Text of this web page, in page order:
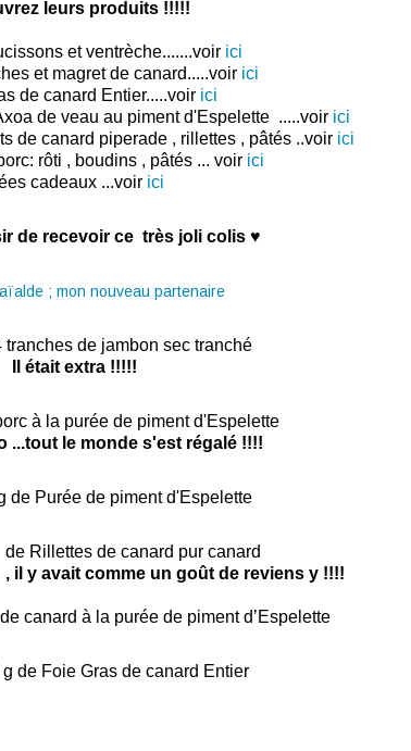
leurs produits !!!!!
et ventrèche.......voir ici
et magret de canard.....voir ici
de canard Entier.....voir ici
de veau au piment d'Espelette .....voir ici
de canard piperade , rillettes , pâtés ..voir ici
rôti , boudins , pâtés ... voir ici
cadeaux ...voir ici
de recevoir ce très joli colis ♥
tranches de jambon sec tranché
Il était extra !!!!!
à la purée de piment d'Espelette
...tout le monde s'est régalé !!!!
de Purée de piment d'Espelette
Rillettes de canard pur canard
il y avait comme un goût de reviens y !!!!
canard à la purée de piment d’Espelette
de Foie Gras de canard Entier